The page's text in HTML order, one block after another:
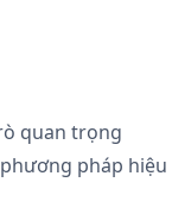
quan trọng
pháp hiệu